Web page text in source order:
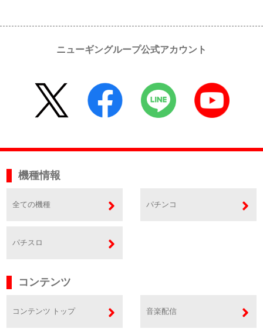
ニューギングループ公式アカウント
機種情報
全ての機種 パチンコ
パチスロ
コンテンツ
コンテンツ トップ 音楽配信